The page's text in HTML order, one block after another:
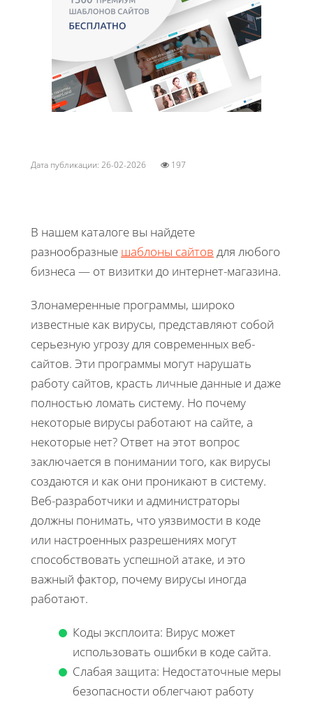
Дата публикации: 26-02-2026 197
В нашем каталоге вы найдете
разнообразные шаблоны сайтов для любого
бизнеса — от визитки до интернет-магазина.
Злонамеренные программы, широко
известные как вирусы, представляют собой
серьезную угрозу для современных веб-
сайтов. Эти программы могут нарушать
работу сайтов, красть личные данные и даже
полностью ломать систему. Но почему
некоторые вирусы работают на сайте, а
некоторые нет? Ответ на этот вопрос
заключается в понимании того, как вирусы
создаются и как они проникают в систему.
Веб-разработчики и администраторы
должны понимать, что уязвимости в коде
или настроенных разрешениях могут
способствовать успешной атаке, и это
важный фактор, почему вирусы иногда
работают.
Коды эксплоита: Вирус может
использовать ошибки в коде сайта.
Слабая защита: Недостаточные меры
безопасности облегчают работу